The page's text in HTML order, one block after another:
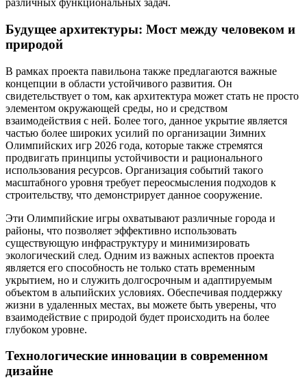
различных функциональных задач.
Будущее архитектуры: Мост между человеком и
природой
В рамках проекта павильона также предлагаются важные
концепции в области устойчивого развития. Он
свидетельствует о том, как архитектура может стать не просто
элементом окружающей среды, но и средством
взаимодействия с ней. Более того, данное укрытие является
частью более широких усилий по организации Зимних
Олимпийских игр 2026 года, которые также стремятся
продвигать принципы устойчивости и рационального
использования ресурсов. Организация событий такого
масштабного уровня требует переосмысления подходов к
строительству, что демонстрирует данное сооружение.
Эти Олимпийские игры охватывают различные города и
районы, что позволяет эффективно использовать
существующую инфраструктуру и минимизировать
экологический след. Одним из важных аспектов проекта
является его способность не только стать временным
укрытием, но и служить долгосрочным и адаптируемым
объектом в альпийских условиях. Обеспечивая поддержку
жизни в удаленных местах, вы можете быть уверены, что
взаимодействие с природой будет происходить на более
глубоком уровне.
Технологические инновации в современном
дизайне